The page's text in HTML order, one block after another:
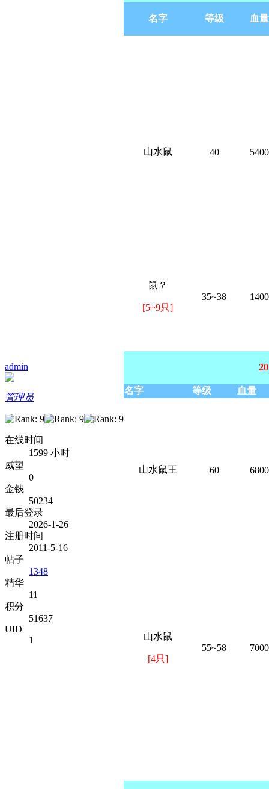
admin
管理员
在线时间
1599 小时
威望
0
金钱
50234
最后登录
2026-1-26
注册时间
2011-5-16
帖子
1348
精华
11
积分
51637
UID
1
名字 等级 血量
山水鼠 40 5400
鼠？
[5~9只]
35~38 1400
名字 等级 血量
山水鼠王 60 6800
山水鼠
[4只]
55~58 7000